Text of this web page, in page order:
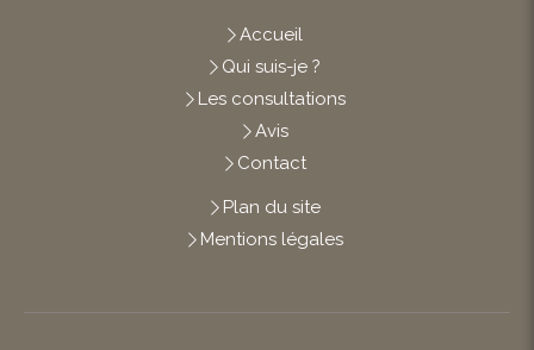
Accueil
Qui suis-je ?
Les consultations
Avis
Contact
Plan du site
Mentions légales